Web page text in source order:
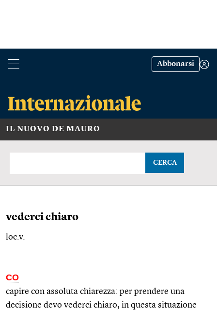
Abbonarsi
IL NUOVO DE MAURO
CERCA
vederci chiaro
loc.v.
CO
capire con assoluta chiarezza: per prendere una
decisione devo vederci chiaro, in questa situazione